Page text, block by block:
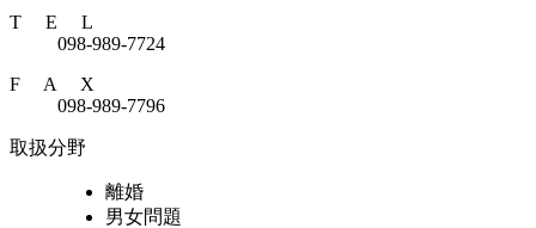
T E L
098-989-7724
F A X
098-989-7796
取扱分野
離婚
男女問題